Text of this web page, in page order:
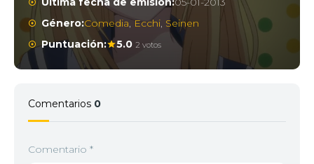
Género:Comedia, Ecchi, Seinen
Puntuación:
5.0 2 votos
Comentarios 0
Comentario *